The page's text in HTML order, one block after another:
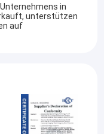
in
unterstützen
auf